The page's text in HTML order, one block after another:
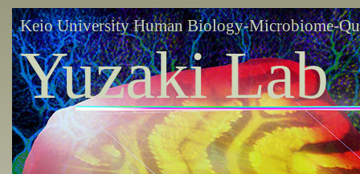
Keio University Human Biology-Microbiome-
Yuzaki Lab